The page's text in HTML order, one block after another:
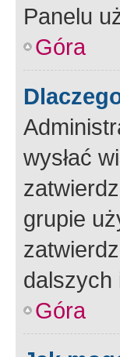
Panelu
Góra
wysłać
grupie
dalszych
Góra